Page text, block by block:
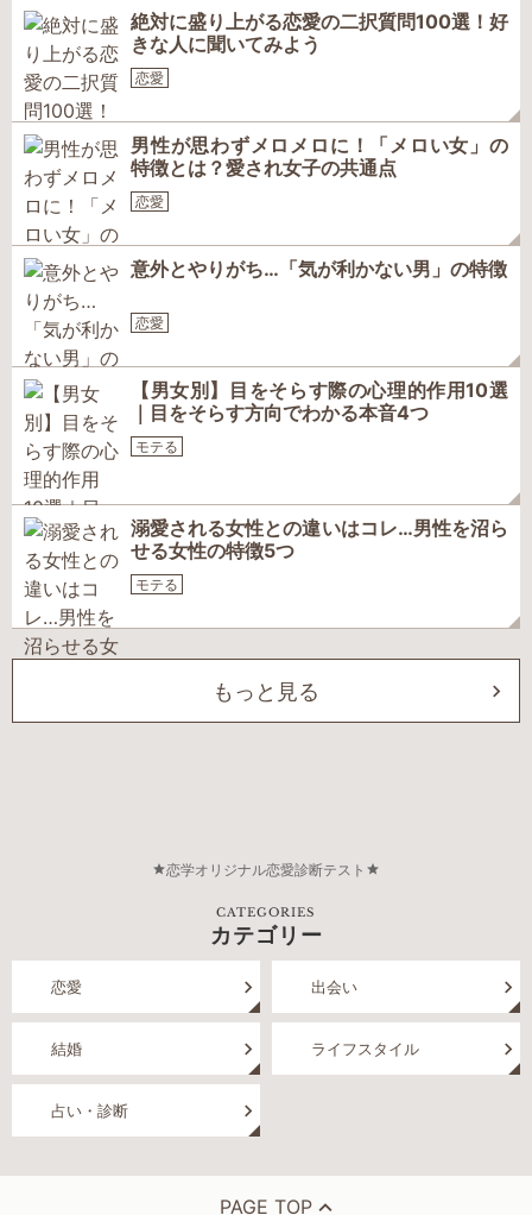
絶対に盛り上がる恋愛の二択質問100選！好
きな人に聞いてみよう
恋愛
男性が思わずメロメロに！「メロい女」の
特徴とは？愛され女子の共通点
恋愛
意外とやりがち…「気が利かない男」の特徴
恋愛
【男女別】目をそらす際の心理的作用10選
｜目をそらす方向でわかる本音4つ
モテる
溺愛される女性との違いはコレ…男性を沼ら
せる女性の特徴5つ
モテる
もっと見る
恋学オリジナル恋愛診断テスト
CATEGORIES
カテゴリー
恋愛 出会い
結婚 ライフスタイル
占い・診断
PAGE TOP